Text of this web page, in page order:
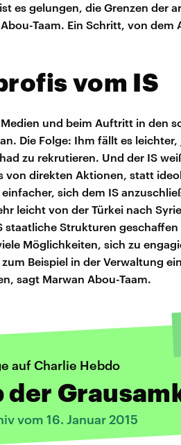
es gelungen, die Grenzen der
Taam. Ein Schritt, von dem
vom IS
und beim Auftritt in den
Die Folge: Ihm fällt es
zu rekrutieren. Und der IS
von direkten Aktionen, statt
sich dem IS
leicht von der Türkei nach
staatliche Strukturen
Möglichkeiten, sich zu
Beispiel in der Verwaltung
sagt Marwan Abou-Taam.
auf Charlie Hebdo
vom 16. Januar 2015